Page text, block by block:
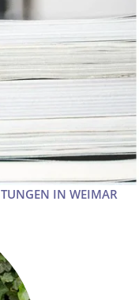
IN WEIMAR